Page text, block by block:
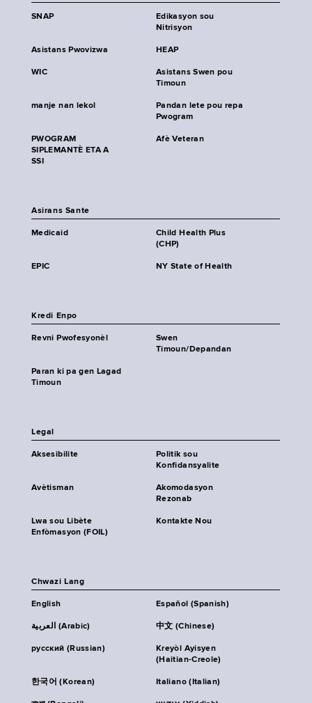
SNAP
Edikasyon sou
Nitrisyon
Asistans Pwovizwa HEAP
WIC
Asistans Swen pou
Timoun
manje nan lekol
Pandan lete pou repa
Pwogram
PWOGRAM
SIPLEMANTÈ ETA A
SSI
Afè Veteran
Asirans Sante
Medicaid
Child Health Plus
(CHP)
EPIC NY State of Health
Kredi Enpo
Revni Pwofesyonèl
Swen
Timoun/Depandan
Paran ki pa gen Lagad
Timoun
Legal
Aksesibilite
Politik sou
Konfidansyalite
Avètisman
Akomodasyon
Rezonab
Lwa sou Libète
Enfòmasyon (FOIL)
Kontakte Nou
Chwazi Lang
English Español (Spanish)
العربية (Arabic) 中文 (Chinese)
русский (Russian)
Kreyòl Ayisyen
(Haitian-Creole)
한국어 (Korean) Italiano (Italian)